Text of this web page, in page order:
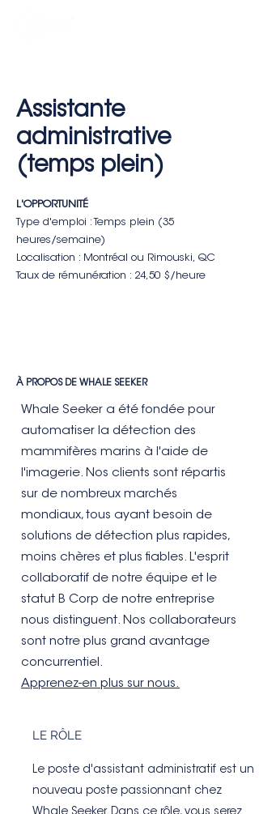
Assistante
administrative
(temps plein)
L'OPPORTUNITÉ
Type d'emploi : Temps plein (35
heures/semaine)
Localisation : Montréal ou Rimouski, QC
Taux de rémunération : 24,50 $/heure
À PROPOS DE WHALE SEEKER
Whale Seeker a été fondée pour
automatiser la détection des
mammifères marins à l'aide de
l'imagerie. Nos clients sont répartis
sur de nombreux marchés
mondiaux, tous ayant besoin de
solutions de détection plus rapides,
moins chères et plus fiables. L'esprit
collaboratif de notre équipe et le
statut B Corp de notre entreprise
nous distinguent. Nos collaborateurs
sont notre plus grand avantage
concurrentiel.
Apprenez-en plus sur nous.
LE RÔLE
Le poste d'assistant administratif est un
nouveau poste passionnant chez